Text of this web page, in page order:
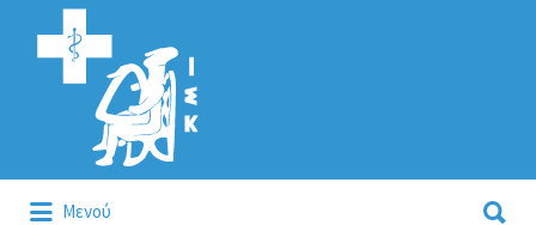
Αναζήτηση
για:
Μενού
για: